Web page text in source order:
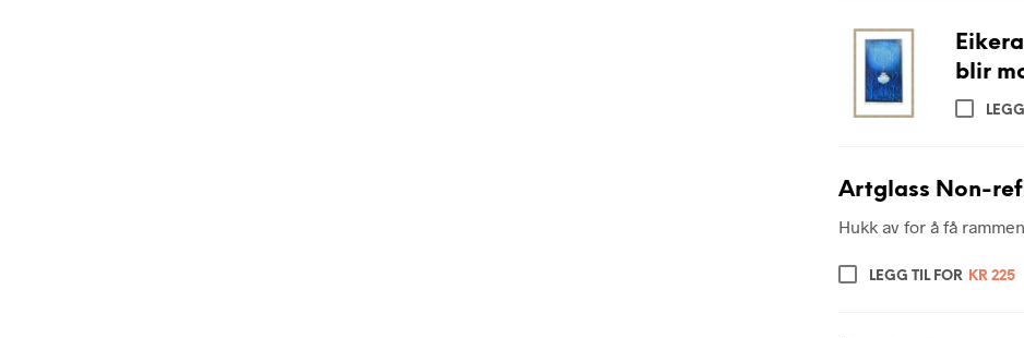
blir
Artglass Non-
Hukk av for å få
LEGG TIL FOR KR225